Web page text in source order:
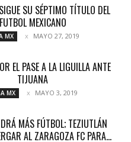
SU SÉPTIMO TÍTULO DEL
FUTBOL MEXICANO
MX MAYO 27, 2019
EL PASE A LA LIGUILLA ANTE
TIJUANA
MX MAYO 3, 2019
MÁS FÚTBOL; TEZIUTLÁN
AL ZARAGOZA FC PARA...